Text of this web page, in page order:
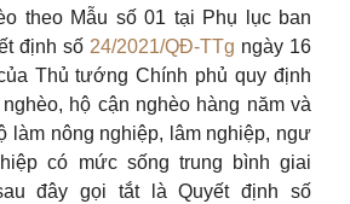
theo Mẫu số 01 tại Phụ lục ban
định số 24/2021/QĐ-TTg ngày 16
Thủ tướng Chính phủ quy định
hộ cận nghèo hàng năm và
làm nông nghiệp, lâm nghiệp, ngư
có mức sống trung bình giai
đây gọi tắt là Quyết định số